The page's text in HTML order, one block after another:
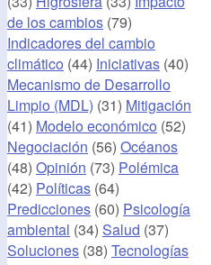
de los cambios (79)
Indicadores del cambio
climático (44) Iniciativas (40)
Mecanismo de Desarrollo
Limpio (MDL) (31) Mitigación
(41) Modelo económico (52)
Negociación (56) Océanos
(48) Opinión (73) Polémica
(42) Políticas (64)
Predicciones (60) Psicología
ambiental (34) Salud (37)
Soluciones (38) Tecnologías